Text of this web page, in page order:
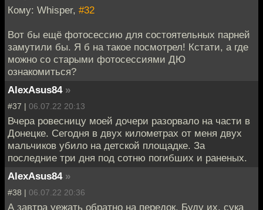
Кому: Whisper, #32
Вот бы ещё фотосессию для состоятельных парней
замутили бы. Я б на такое посмотрел! Кстати, а где
можно со старыми фотосессиями ДЮ
ознакомиться?
AlexAsus84 »
#37 | 06.07.22 20:13
Вчера ровесницу моей дочери разорвало на части в
Донецке. Сегодня в двух километрах от меня двух
мальчиков убило на детской площадке. За
последние три дня под сотню погибших и раненых.
AlexAsus84 »
#38 | 06.07.22 20:36
А завтра уежать обратно на передок. Буду их, сука